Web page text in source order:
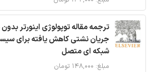
ترجمه مقاله توپولوژی اینورتر
جریان نشتی کاهش یافته برای
شبکه ای متصل
مبلغ: ۱۴۸,۰۰۰ تومان